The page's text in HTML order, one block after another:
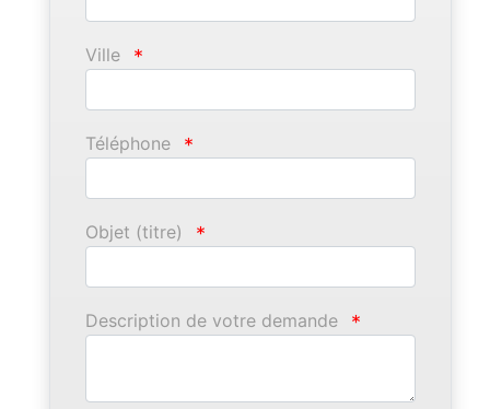
Ville *
Téléphone *
Objet (titre) *
Description de votre demande *